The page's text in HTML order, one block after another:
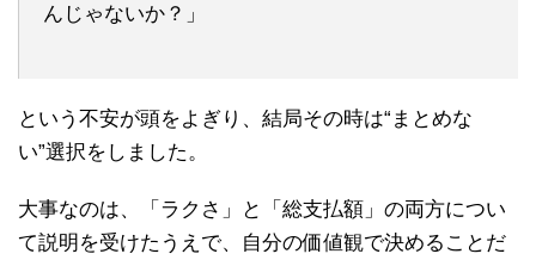
んじゃないか？」
という不安が頭をよぎり、結局その時は“まとめな
い”選択をしました。
大事なのは、「ラクさ」と「総支払額」の両方につい
て説明を受けたうえで、自分の価値観で決めることだ